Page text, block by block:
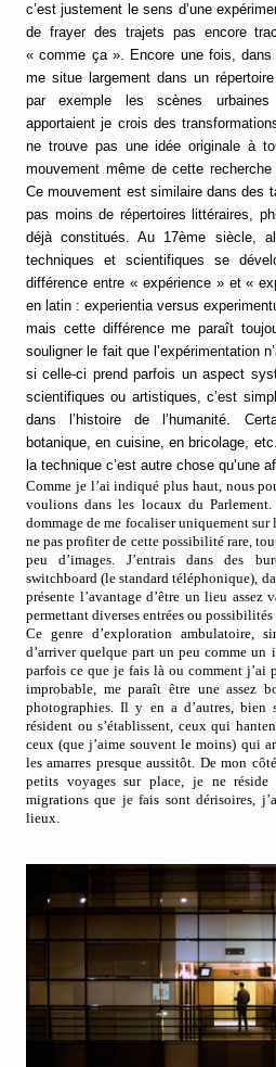
c’est justement le sens d’une
de frayer des trajets pas encore
« comme ça ». Encore une fois,
me situe largement dans un
par exemple les scènes
apportaient je crois des
ne trouve pas une idée originale à
mouvement même de cette
Ce mouvement est similaire dans des
pas moins de répertoires littéraires,
déjà constitués. Au 17ème siècle,
techniques et scientifiques se
différence entre « expérience » et «
en latin : experientia versus
mais cette différence me paraît
souligner le fait que l’expérimentation
si celle-ci prend parfois un aspect
scientifiques ou artistiques, c’est
dans l’histoire de l’humanité.
botanique, en cuisine, en bricolage,
la technique c’est autre chose qu’une
Comme je l’ai indiqué plus haut, nous
voulions dans les locaux du
dommage de me focaliser uniquement
ne pas profiter de cette possibilité rare,
peu d’images. J’entrais dans des
switchboard (le standard téléphonique),
présente l’avantage d’être un lieu assez
permettant diverses entrées ou
Ce genre d’exploration ambulatoire,
d’arriver quelque part un peu comme
parfois ce que je fais là ou comment j’ai
improbable, me paraît être une assez
photographies. Il y en a d’autres,
résident ou s’établissent, ceux qui
ceux (que j’aime souvent le moins) qui
les amarres presque aussitôt. De mon
petits voyages sur place, je ne
migrations que je fais sont dérisoires,
lieux.